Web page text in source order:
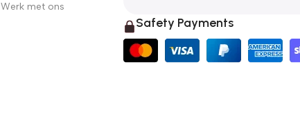
Werk met ons
Safety Payments